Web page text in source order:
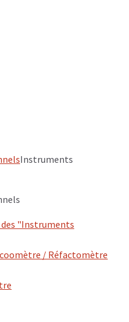
Instruments
"Instruments
/ Réfactomètre